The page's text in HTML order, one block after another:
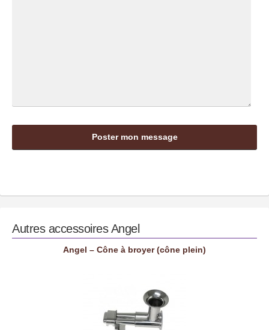
Autres accessoiresAngel
Angel – Cône à broyer (cône plein)